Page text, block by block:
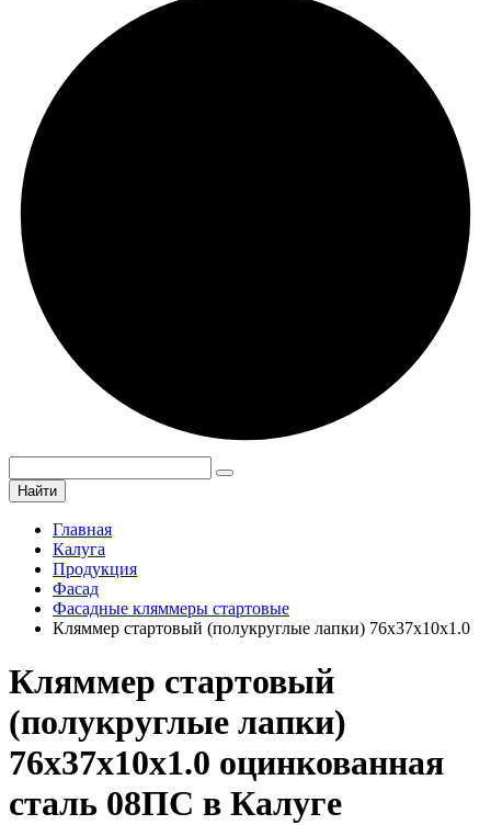
Найти
Главная
Калуга
Продукция
Фасад
Фасадные кляммеры стартовые
Кляммер стартовый (полукруглые лапки) 76х37х10x1.0
Кляммер стартовый
(полукруглые лапки)
76х37х10x1.0 оцинкованная
сталь 08ПС в Калуге